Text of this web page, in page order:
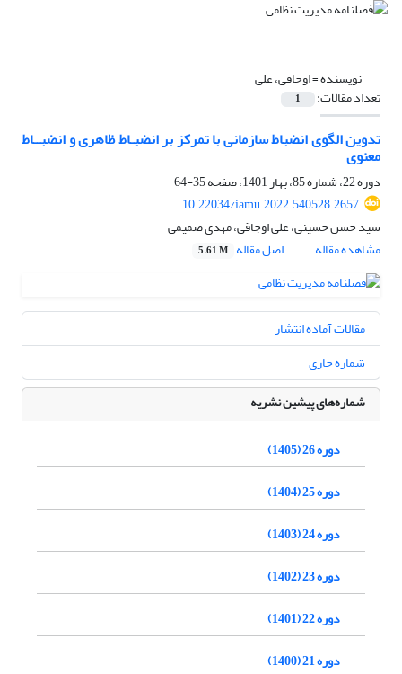
نویسنده =اوجاقی، علی
تعداد مقالات: 1
تدوین الگوی انضباط سازمانی با تمرکز بر انضبـاط ظاهری و انضبــاط
معنوی
دوره 22، شماره 85، بهار 1401، صفحه
35-64
10.22034/iamu.2022.540528.2657
سید حسن حسینی، علی اوجاقی، مهدی صمیمی
مشاهده مقاله
اصل مقاله 5.61 M
مقالات آماده انتشار
شماره جاری
شماره‌های پیشین نشریه
دوره 26 (1405)
دوره 25 (1404)
دوره 24 (1403)
دوره 23 (1402)
دوره 22 (1401)
دوره 21 (1400)